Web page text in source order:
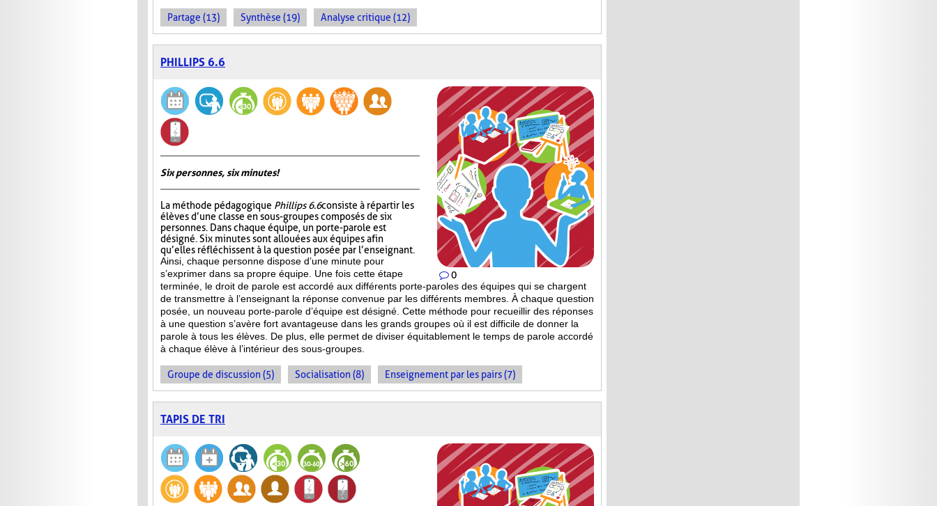
Partage (13) Synthèse (19) Analyse critique (12)
PHILLIPS 6.6
0
Six personnes, six minutes!
La méthode pédagogique Phillips 6.6consiste à répartir les
élèves d’une classe en sous-groupes composés de six
personnes. Dans chaque équipe, un porte-parole est
désigné. Six minutes sont allouées aux équipes afin
qu’elles réfléchissent à la question posée par l’enseignant.
Ainsi, chaque personne dispose d’une minute pour
s’exprimer dans sa propre équipe. Une fois cette étape
terminée, le droit de parole est accordé aux différents porte-paroles des équipes qui se chargent
de transmettre à l’enseignant la réponse convenue par les différents membres. À chaque question
posée, un nouveau porte-parole d’équipe est désigné. Cette méthode pour recueillir des réponses
à une question s’avère fort avantageuse dans les grands groupes où il est difficile de donner la
parole à tous les élèves. De plus, elle permet de diviser équitablement le temps de parole accordé
à chaque élève à l’intérieur des sous-groupes.
Groupe de discussion (5) Socialisation (8) Enseignement par les pairs (7)
TAPIS DE TRI